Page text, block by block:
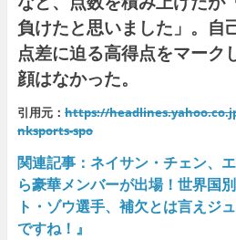
負けたと思いました」。自
点差に迫る高得点をマーク
顔はなかった。
引用元： https://
nksports-spo
関連記事：ネイサン・チェン、
ら豪華メンバーが出場！世界国
ト・ゾウ選手、補欠とは言えジ
ですね！』